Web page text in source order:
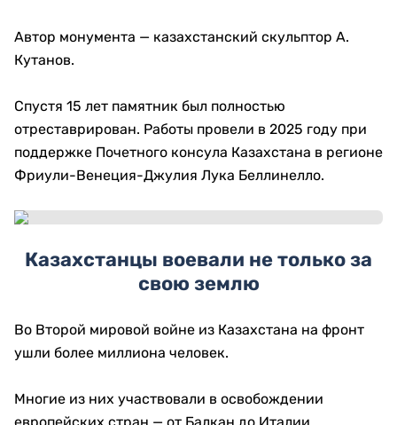
Автор монумента — казахстанский скульптор А.
Кутанов.
Спустя 15 лет памятник был полностью
отреставрирован. Работы провели в 2025 году при
поддержке Почетного консула Казахстана в регионе
Фриули-Венеция-Джулия Лука Беллинелло.
Казахстанцы воевали не только за
свою землю
Во Второй мировой войне из Казахстана на фронт
ушли более миллиона человек.
Многие из них участвовали в освобождении